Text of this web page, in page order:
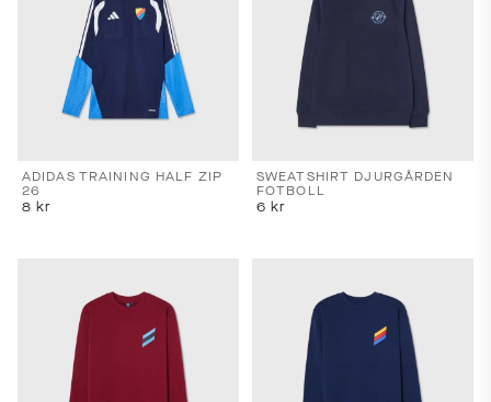
ADIDAS TRAINING HALF ZIP
26
8 kr
SWEATSHIRT DJURGÅRDEN
FOTBOLL
6 kr